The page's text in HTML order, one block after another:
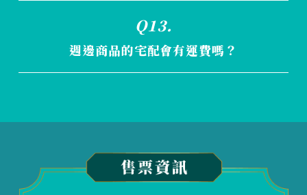
ibon售票系統
客服專線：0800-016-138、02-2659-9900
服務時間：週一至日 24小時
kkday
透過kkday APP中【訂單】，點選【聯絡客
Q13.
週邊商品的宅配會有運費嗎？